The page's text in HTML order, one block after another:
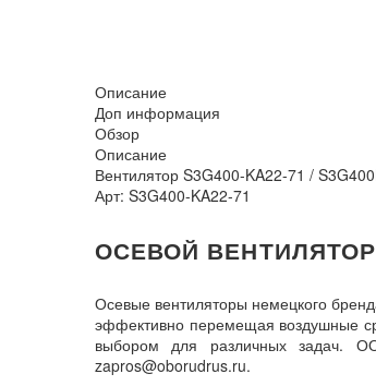
Описание
Доп информация
Обзор
Описание
Вентилятор S3G400-KA22-71 /
Арт: S3G400-KA22-71
ОСЕВОЙ ВЕНТИЛЯТОР
Осевые вентиляторы немецкого
эффективно перемещая воздушные
выбором для различных задач.
zapros@oborudrus.ru.